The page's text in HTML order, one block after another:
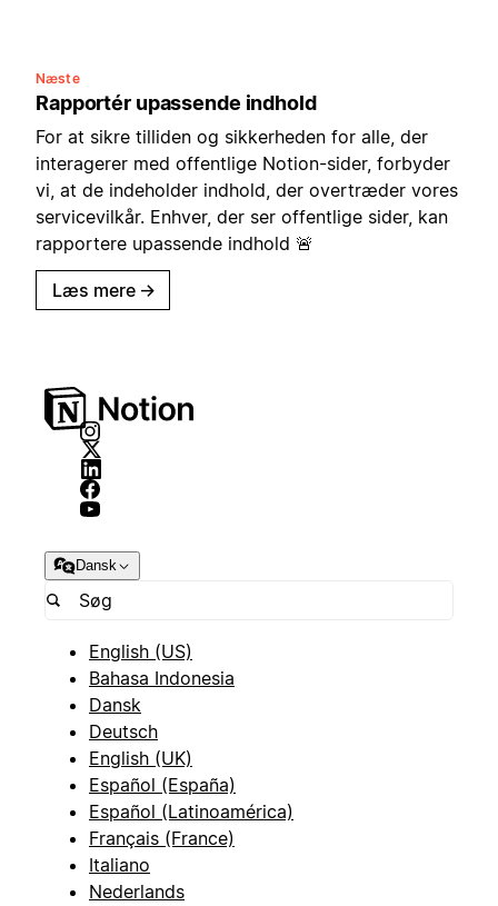
Næste
Rapportér upassende indhold
For at sikre tilliden og sikkerheden for alle, der
interagerer med offentlige Notion-sider, forbyder
vi, at de indeholder indhold, der overtræder vores
servicevilkår. Enhver, der ser offentlige sider, kan
rapportere upassende indhold 🚨
Læs mere →
Dansk
English (US)
Bahasa Indonesia
Dansk
Deutsch
English (UK)
Español (España)
Español (Latinoamérica)
Français (France)
Italiano
Nederlands